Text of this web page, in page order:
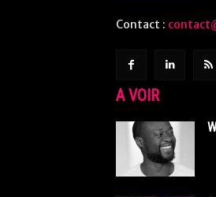
Contact :
A VOIR